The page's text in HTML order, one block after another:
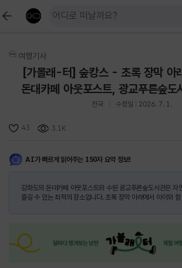
여행기사
[가볼래-터] 숲캉스 - 초록 장막 아
돈대카페 아웃포스트, 광교푸른숲도
전국 수정일 : 2026. 7. 1.
43 3.1K
AI가 빠르게 읽어주는 150자 요약 정보!
강화도의 돈대카페 아웃포스트와 수원 광교푸른숲도서관은 자
즐길 수 있는 최적의 장소입니다. 초록 장막 아래에서 아이와 함